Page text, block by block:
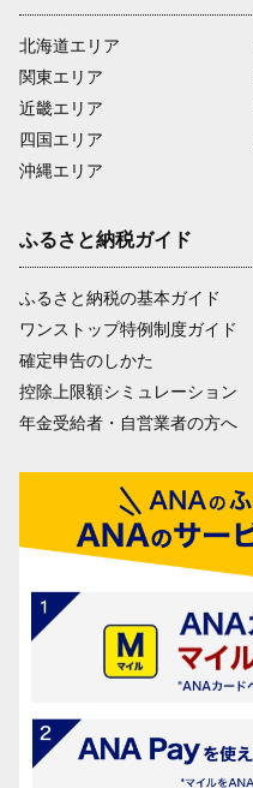
北海道エリア
関東エリア
近畿エリア
四国エリア
沖縄エリア
ふるさと納税ガイド
ふるさと納税の基本ガイド
ワンストップ特例制度ガイド
確定申告のしかた
控除上限額シミュレーション
年金受給者・自営業者の方へ